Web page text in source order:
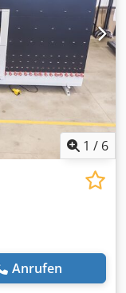
1 / 6
Anrufen